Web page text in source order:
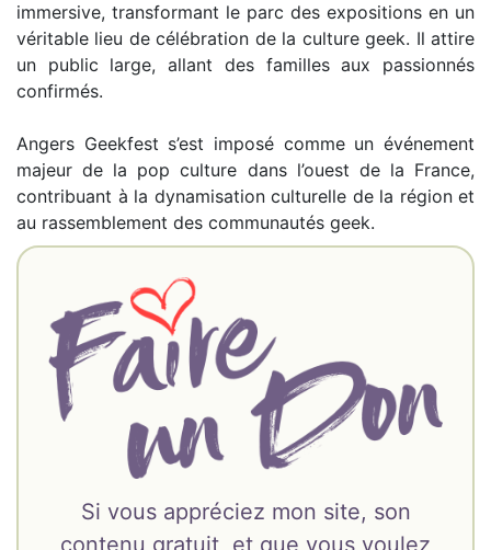
immersive, transformant le parc des expositions en un
véritable lieu de célébration de la culture geek. Il attire
un public large, allant des familles aux passionnés
confirmés.
Angers Geekfest s’est imposé comme un événement
majeur de la pop culture dans l’ouest de la France,
contribuant à la dynamisation culturelle de la région et
au rassemblement des communautés geek.
Si vous appréciez mon site, son
contenu gratuit, et que vous voulez